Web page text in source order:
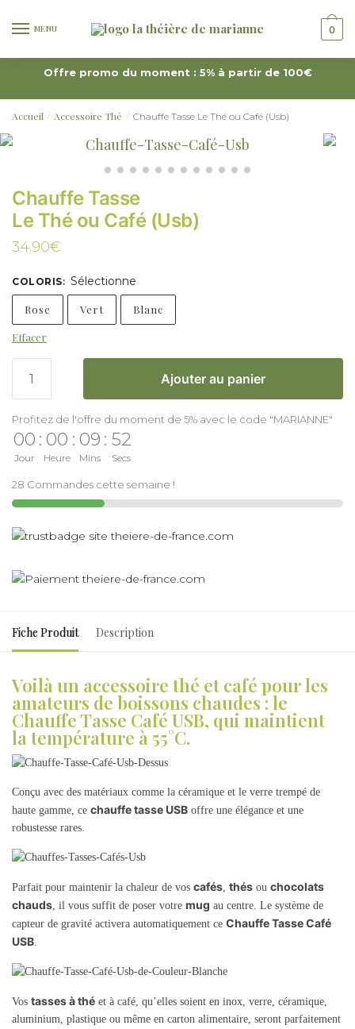
MENU 0
Offre promo du moment : 5% à partir de 100€
Accueil / Accessoire Thé / Chauffe Tasse Le Thé ou Café (Usb)
Chauffe Tasse
Le Thé ou Café (Usb)
34.90€
COLORIS: Sélectionne
Rose Vert Blanc
Effacer
Ajouter au panier
Profitez de l'offre du moment de 5% avec le code "MARIANNE"
00
Jour
: 00
Heure
: 09
Mins
: 51
Secs
28 Commandes cette semaine !
Fiche Produit Description
Voilà un accessoire thé et café pour les
amateurs de boissons chaudes : le
Chauffe Tasse Café USB, qui maintient
la température à 55°C.
Conçu avec des matériaux comme la céramique et le verre trempé de
haute gamme, ce chauffe tasse USB offre une élégance et une
robustesse rares.
Parfait pour maintenir la chaleur de vos cafés thés ou chocolats
chauds , il vous suffit de poser votre mug au centre. Le système de
capteur de gravité activera automatiquement ce Chauffe Tasse Café
USB
Vos tasses à thé et à café, qu’elles soient en inox, verre, céramique,
aluminium, plastique ou même en carton alimentaire, seront parfaitement